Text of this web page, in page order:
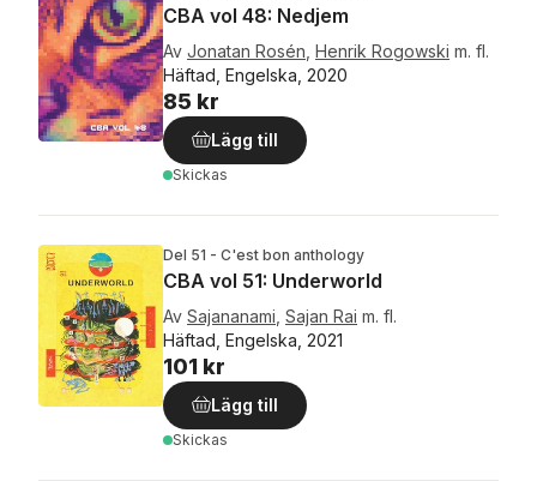
CBA vol 48: Nedjem
Av Jonatan Rosén Henrik Rogowski m. fl.
Häftad, Engelska, 2020
85 kr
Lägg till
Skickas
Del 51 - C'est bon anthology
CBA vol 51: Underworld
Av Sajananami Sajan Rai m. fl.
Häftad, Engelska, 2021
101 kr
Lägg till
Skickas